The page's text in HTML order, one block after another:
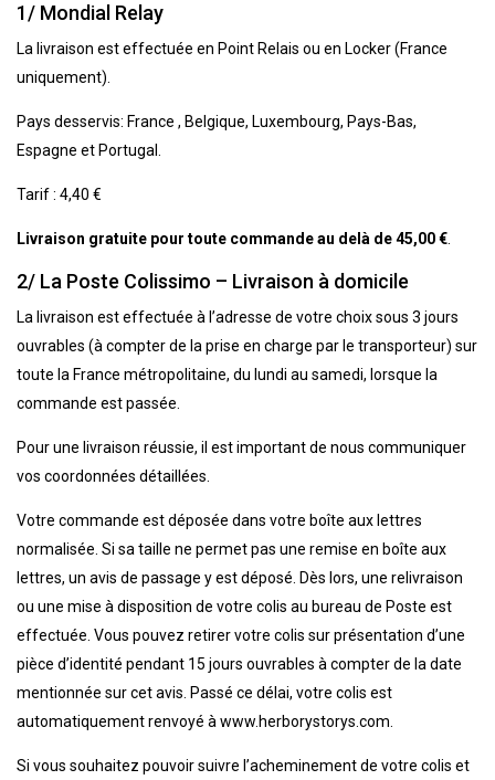
1/ Mondial Relay
La livraison est effectuée en Point Relais ou en Locker (France
uniquement).
Pays desservis: France , Belgique, Luxembourg, Pays-Bas,
Espagne et Portugal.
Tarif : 4,40 €
Livraison gratuite pour toute commande au delà de 45,00 €.
2/ La Poste Colissimo – Livraison à domicile
La livraison est effectuée à l’adresse de votre choix sous 3 jours
ouvrables (à compter de la prise en charge par le transporteur) sur
toute la France métropolitaine, du lundi au samedi, lorsque la
commande est passée.
Pour une livraison réussie, il est important de nous communiquer
vos coordonnées détaillées.
Votre commande est déposée dans votre boîte aux lettres
normalisée. Si sa taille ne permet pas une remise en boîte aux
lettres, un avis de passage y est déposé. Dès lors, une relivraison
ou une mise à disposition de votre colis au bureau de Poste est
effectuée. Vous pouvez retirer votre colis sur présentation d’une
pièce d’identité pendant 15 jours ouvrables à compter de la date
mentionnée sur cet avis. Passé ce délai, votre colis est
automatiquement renvoyé à www.herborystorys.com.
Si vous souhaitez pouvoir suivre l’acheminement de votre colis et